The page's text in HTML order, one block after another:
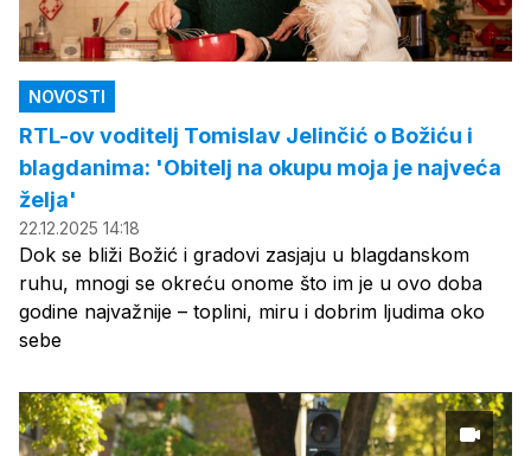
NOVOSTI
RTL-ov voditelj Tomislav Jelinčić o Božiću i
blagdanima: 'Obitelj na okupu moja je najveća
želja'
22.12.2025 14:18
Dok se bliži Božić i gradovi zasjaju u blagdanskom
ruhu, mnogi se okreću onome što im je u ovo doba
godine najvažnije – toplini, miru i dobrim ljudima oko
sebe